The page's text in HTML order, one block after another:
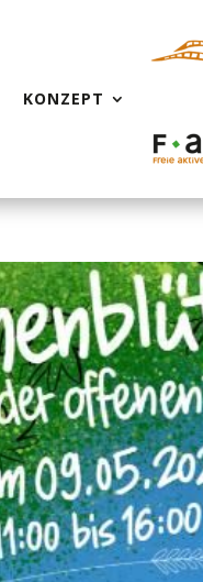
KONZEPT